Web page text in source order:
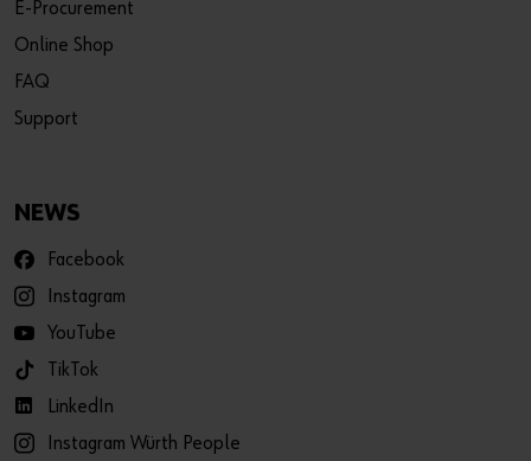
E-Procurement
Online Shop
FAQ
Support
NEWS
Facebook
Instagram
YouTube
TikTok
LinkedIn
Instagram Würth People